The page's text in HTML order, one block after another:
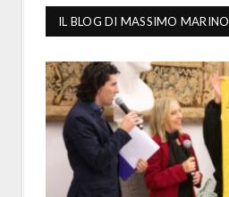
IL BLOG DI MASSIMO MARINO